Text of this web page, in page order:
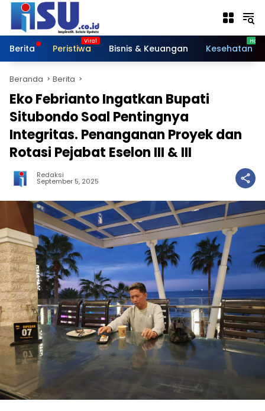
Langsung
konten
Berita
Peristiwa Bisnis & Keuangan Kesehatan
Beranda Berita
Eko Febrianto Ingatkan Bupati
Situbondo Soal Pentingnya
Integritas. Penanganan Proyek dan
Rotasi Pejabat Eselon III & III
Redaksi
September 5, 2025